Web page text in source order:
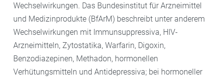
Wechselwirkungen. Das Bundesinstitut für Arzneimittel
und Medizinprodukte (BfArM) beschreibt unter anderem
Wechselwirkungen mit Immunsuppressiva, HIV-
Arzneimitteln, Zytostatika, Warfarin, Digoxin,
Benzodiazepinen, Methadon, hormonellen
Verhütungsmitteln und Antidepressiva; bei hormoneller